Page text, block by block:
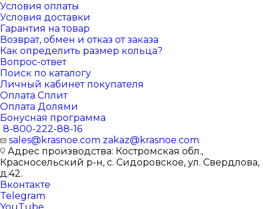
Условия оплаты
Условия доставки
Гарантия на товар
Возврат, обмен и отказ от заказа
Как определить размер кольца?
Вопрос-ответ
Поиск по каталогу
Личный кабинет покупателя
Оплата Сплит
Оплата Долями
Бонусная программа
8-800-222-88-16
sales@krasnoe.com zakaz@krasnoe.com
Адрес производства: Костромская обл.,
Красносельский р-н, с. Сидоровское, ул. Свердлова,
д.42.
Вконтакте
Telegram